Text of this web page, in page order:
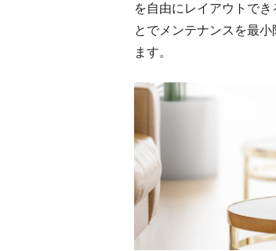
を自由にレイアウトで
とでメンテナンスを最
ます。